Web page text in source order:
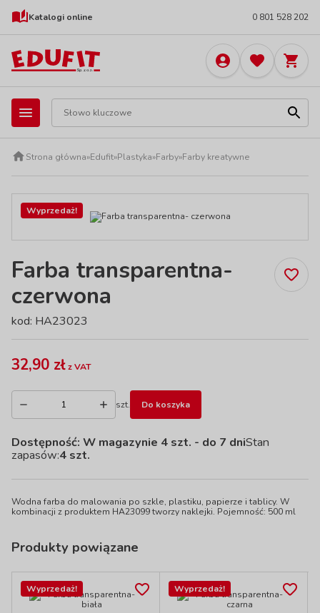
Katalogi online 0 801 528 202
Strona główna»Edufit»Plastyka»Farby»Farby kreatywne
Wyprzedaż!
Farba transparentna-
czerwona
kod: HA23023
32,90 złz VAT
szt. Do koszyka
Dostępność: W magazynie 4 szt. - do 7 dniStan
zapasów:4 szt.
Wodna farba do malowania po szkle, plastiku, papierze i tablicy. W
kombinacji z produktem HA23099 tworzy naklejki. Pojemność: 500 ml
Produkty powiązane
Wyprzedaż! Wyprzedaż!